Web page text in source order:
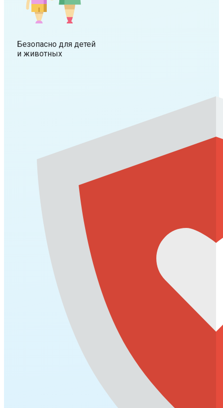
Безопасно для детей
и животных